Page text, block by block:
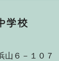
学校
山６－１０７